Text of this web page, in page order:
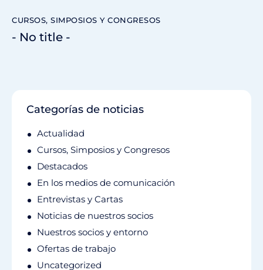
CURSOS, SIMPOSIOS Y CONGRESOS
- No title -
Categorías de noticias
Actualidad
Cursos, Simposios y Congresos
Destacados
En los medios de comunicación
Entrevistas y Cartas
Noticias de nuestros socios
Nuestros socios y entorno
Ofertas de trabajo
Uncategorized